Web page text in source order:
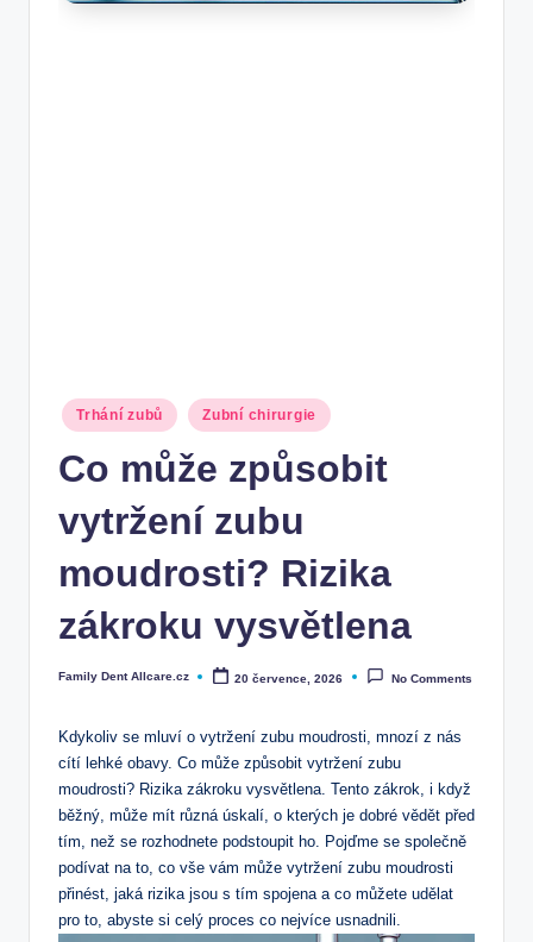
Posted
in
Trhání zubů Zubní chirurgie
Co může způsobit
vytržení zubu
moudrosti? Rizika
zákroku vysvětlena
Posted
Family Dent Allcare.cz 20 července, 2026 No Comments
Kdykoliv se mluví o vytržení​ zubu moudrosti, mnozí z nás
cítí lehké obavy. Co může‍ způsobit vytržení zubu
moudrosti? Rizika zákroku vysvětlena. Tento zákrok, i když
běžný, může mít ‍různá úskalí, o kterých je dobré vědět před
tím, ‌než se rozhodnete podstoupit ho. Pojďme se společně
podívat na ​to, co vše vám může ⁣vytržení zubu​ moudrosti
přinést, jaká ‌rizika jsou s⁣ tím‍ spojena a co můžete udělat
pro to, abyste si celý proces co nejvíce usnadnili.